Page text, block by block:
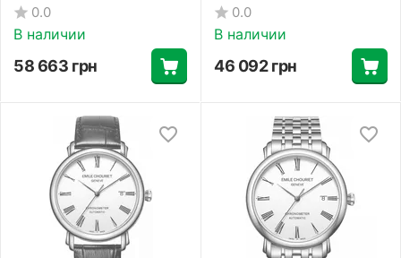
0.0
В наличии
58 663 грн
0.0
В наличии
46 092 грн